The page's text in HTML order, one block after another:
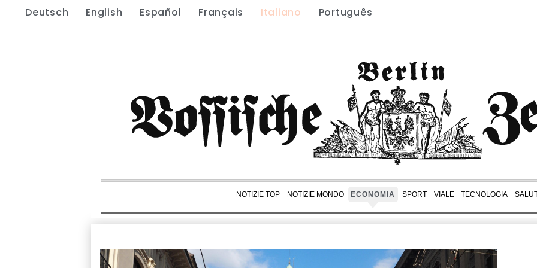
Deutsch English Español Français Italiano Português
NOTIZIE TOP NOTIZIE MONDO ECONOMIA SPORT VIALE TECNOLOGIA